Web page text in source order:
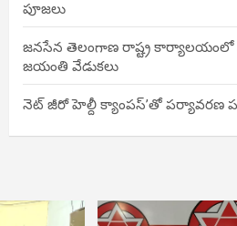
పూజలు
జనసేన తెలంగాణ రాష్ట్ర కార్యాలయంలో
జయంతి వేడుకలు
నెట్ జీరో హెల్దీ క్యాంపస్’తో పర్యావరణ